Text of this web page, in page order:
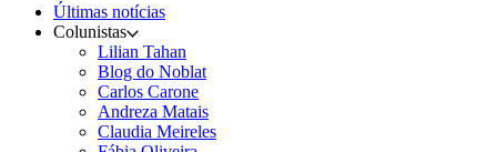
Últimas notícias
Colunistas
Lilian Tahan
Blog do Noblat
Carlos Carone
Andreza Matais
Claudia Meireles